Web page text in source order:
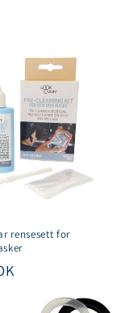
rensesett for